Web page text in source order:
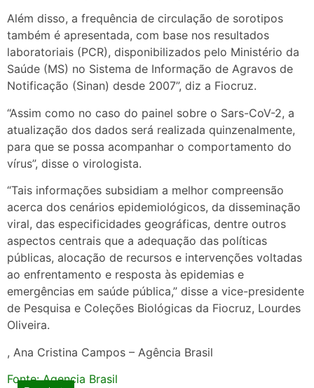
Além disso, a frequência de circulação de sorotipos
também é apresentada, com base nos resultados
laboratoriais (PCR), disponibilizados pelo Ministério da
Saúde (MS) no Sistema de Informação de Agravos de
Notificação (Sinan) desde 2007”, diz a Fiocruz.
“Assim como no caso do painel sobre o Sars-CoV-2, a
atualização dos dados será realizada quinzenalmente,
para que se possa acompanhar o comportamento do
vírus”, disse o virologista.
“Tais informações subsidiam a melhor compreensão
acerca dos cenários epidemiológicos, da disseminação
viral, das especificidades geográficas, dentre outros
aspectos centrais que a adequação das políticas
públicas, alocação de recursos e intervenções voltadas
ao enfrentamento e resposta às epidemias e
emergências em saúde pública,” disse a vice-presidente
de Pesquisa e Coleções Biológicas da Fiocruz, Lourdes
Oliveira.
, Ana Cristina Campos – Agência Brasil
Fonte: Agencia Brasil